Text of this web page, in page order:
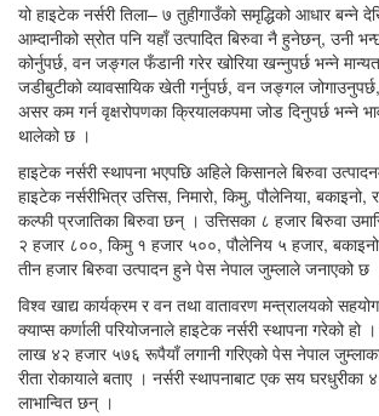
यो हाइटेक नर्सरी तिला– ७ तुहीगाउँको समृद्धिको आधार बन्ने
आम्दानीको स्रोत पनि यहाँ उत्पादित बिरुवा नै हुनेछन्, उनी
कोर्नुपर्छ, वन जङ्गल फँडानी गरेर खोरिया खन्नुपर्छ भन्ने
जडीबुटीको व्यावसायिक खेती गर्नुपर्छ, वन जङ्गल
असर कम गर्न वृक्षरोपणका क्रियालकपमा जोड दिनुपर्छ भन्ने
थालेको छ ।
हाइटेक नर्सरी स्थापना भएपछि अहिले किसानले बिरुवा
हाइटेक नर्सरीभित्र उत्तिस, निमारो, किमु, पौलेनिया, बकाइनो,
कल्फी प्रजातिका बिरुवा छन् । उत्तिसका ८ हजार बिरुवा
२ हजार ८००, किमु १ हजार ५००, पौलेनिय ५ हजार,
तीन हजार बिरुवा उत्पादन हुने पेस नेपाल जुम्लाले जनाएको छ
विश्व खाद्य कार्यक्रम र वन तथा वातावरण मन्त्रालयको
क्याप्स कर्णाली परियोजनाले हाइटेक नर्सरी स्थापना गरेको हो
लाख ४२ हजार ५७६ रूपैयाँ लगानी गरिएको पेस नेपाल
रीता रोकायाले बताए । नर्सरी स्थापनाबाट एक सय घरधुरीका
लाभान्वित छन् ।